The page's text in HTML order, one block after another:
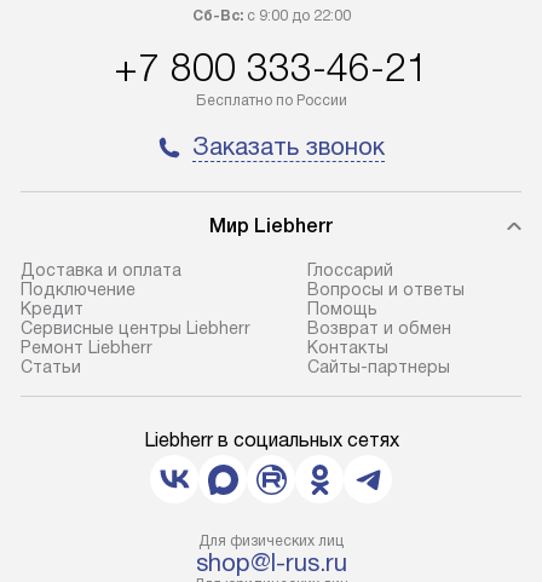
Сб-Вс:с 9:00 до 22:00
+7 800 333-46-21
Бесплатно по России
Заказать звонок
Мир Liebherr
Доставка и оплата
Подключение
Кредит
Сервисные центры Liebherr
Ремонт Liebherr
Cтатьи
Глоссарий
Вопросы и ответы
Помощь
Возврат и обмен
Контакты
Сайты-партнеры
Liebherr в социальных сетях
Для физических лиц
shop@l-rus.ru